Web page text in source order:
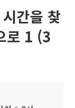
간을 찾
로 1 (3